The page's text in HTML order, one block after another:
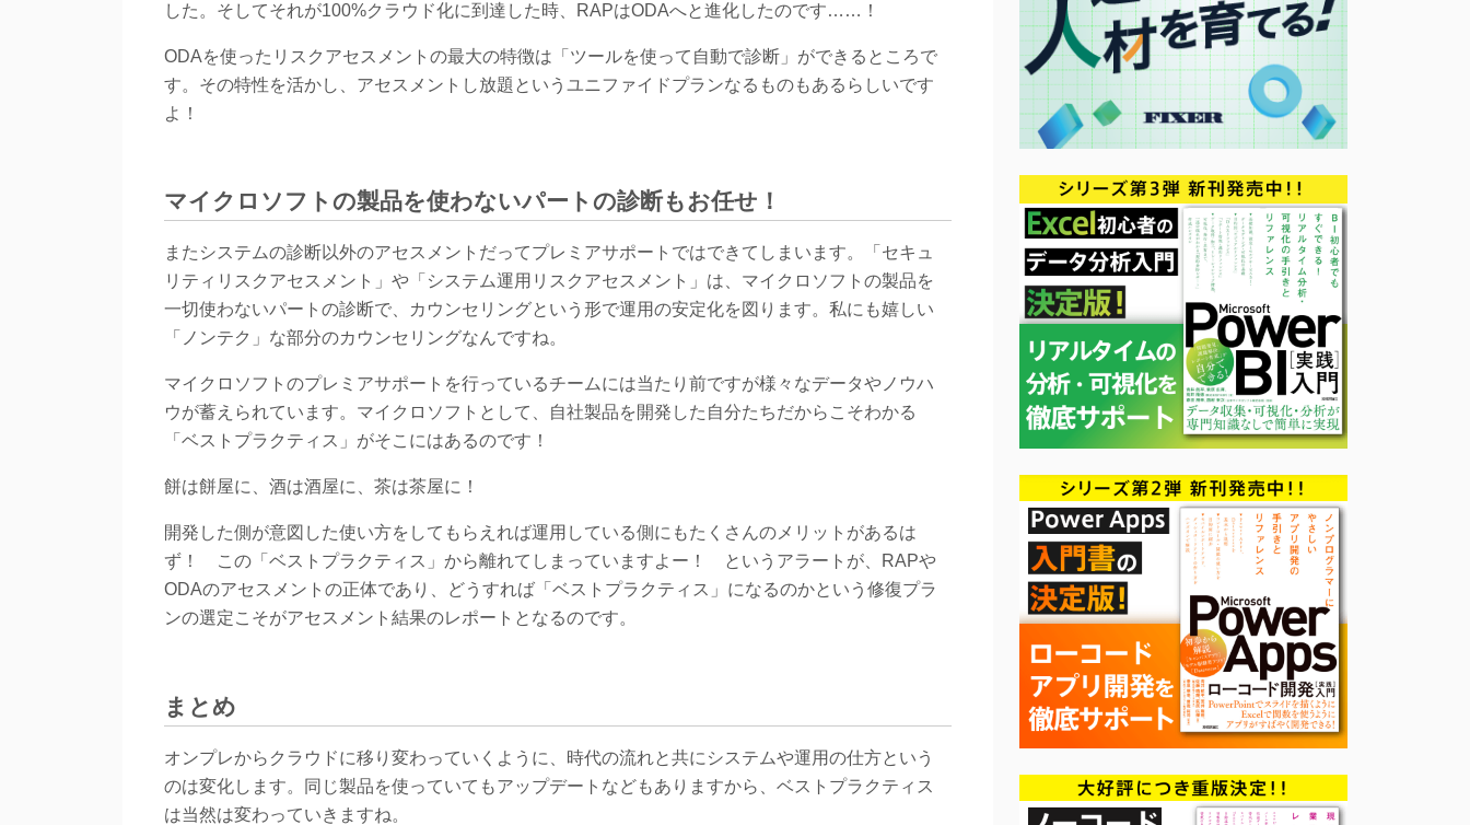
した。そしてそれが100%クラウド化に到達した時、RAPはODAへと進化したのです……！
ODAを使ったリスクアセスメントの最大の特徴は「ツールを使って自動で診断」ができるところで
す。その特性を活かし、アセスメントし放題というユニファイドプランなるものもあるらしいです
よ！
マイクロソフトの製品を使わないパートの診断もお任せ！
またシステムの診断以外のアセスメントだってプレミアサポートではできてしまいます。「セキュ
リティリスクアセスメント」や「システム運用リスクアセスメント」は、マイクロソフトの製品を
一切使わないパートの診断で、カウンセリングという形で運用の安定化を図ります。私にも嬉しい
「ノンテク」な部分のカウンセリングなんですね。
マイクロソフトのプレミアサポートを行っているチームには当たり前ですが様々なデータやノウハ
ウが蓄えられています。マイクロソフトとして、自社製品を開発した自分たちだからこそわかる
「ベストプラクティス」がそこにはあるのです！
餅は餅屋に、酒は酒屋に、茶は茶屋に！
開発した側が意図した使い方をしてもらえれば運用している側にもたくさんのメリットがあるは
ず！ この「ベストプラクティス」から離れてしまっていますよー！ というアラートが、RAPや
ODAのアセスメントの正体であり、どうすれば「ベストプラクティス」になるのかという修復プラ
ンの選定こそがアセスメント結果のレポートとなるのです。
まとめ
オンプレからクラウドに移り変わっていくように、時代の流れと共にシステムや運用の仕方という
のは変化します。同じ製品を使っていてもアップデートなどもありますから、ベストプラクティス
は当然は変わっていきますね。